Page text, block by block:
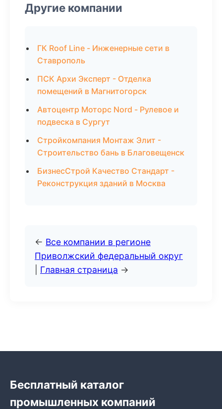
Другие компании
ГК Roof Line - Инженерные сети в
Ставрополь
ПСК Архи Эксперт - Отделка
помещений в Магнитогорск
Автоцентр Моторс Nord - Рулевое и
подвеска в Сургут
Стройкомпания Монтаж Элит -
Строительство бань в Благовещенск
БизнесСтрой Качество Стандарт -
Реконструкция зданий в Москва
← Все компании в регионе
Приволжский федеральный округ
Главная страница →
Бесплатный каталог
промышленных компаний